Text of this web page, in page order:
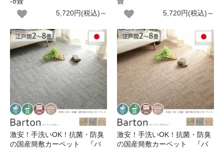
5,720円(税込)～
5,720円(税込)～
激安！手洗いOK！抗菌・防臭
の国産簡敷カーペット 『バ
激安！手洗いOK！抗菌・防臭
の国産簡敷カーペット 『バ